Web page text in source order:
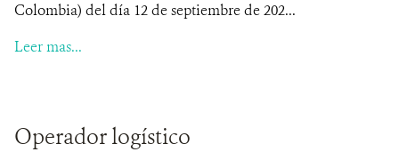
Colombia) del día 12 de septiembre de 202...
Leer mas...
Operador logístico